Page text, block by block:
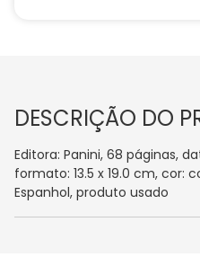
DESCRIÇÃO DO
Editora: Panini, 68 páginas,
formato: 13.5 x 19.0 cm, cor:
Espanhol, produto usado